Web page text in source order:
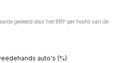
gedeeld door het BBP per hoofd van de
auto's (%)